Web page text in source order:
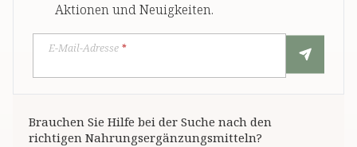
Aktionen und Neuigkeiten.
E-Mail-Adresse *
Brauchen Sie Hilfe bei der Suche nach den
richtigen Nahrungsergänzungsmitteln?